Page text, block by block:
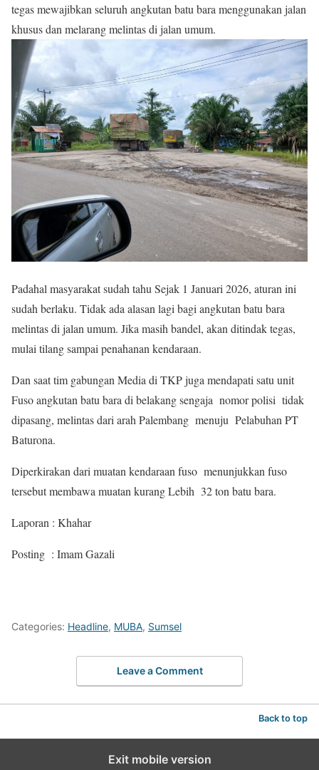
tegas mewajibkan seluruh angkutan batu bara menggunakan jalan
khusus dan melarang melintas di jalan umum.
Padahal masyarakat sudah tahu Sejak 1 Januari 2026, aturan ini
sudah berlaku. Tidak ada alasan lagi bagi angkutan batu bara
melintas di jalan umum. Jika masih bandel, akan ditindak tegas,
mulai tilang sampai penahanan kendaraan.
Dan saat tim gabungan Media di TKP juga mendapati satu unit
Fuso angkutan batu bara di belakang sengaja nomor polisi tidak
dipasang, melintas dari arah Palembang menuju Pelabuhan PT
Baturona.
Diperkirakan dari muatan kendaraan fuso menunjukkan fuso
tersebut membawa muatan kurang Lebih 32 ton batu bara.
Laporan : Khahar
Posting : Imam Gazali
Categories: Headline, MUBA, Sumsel
Leave a Comment
Back to top
Exit mobile version